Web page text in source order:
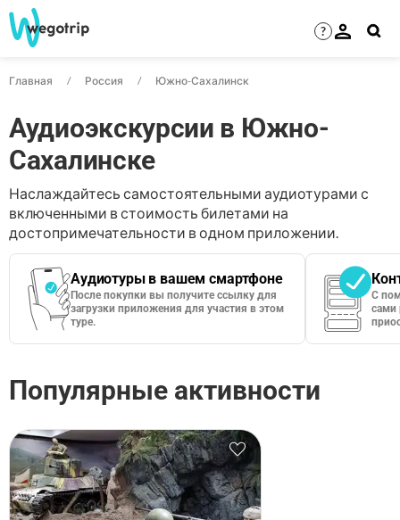
?
Главная Россия Южно-Сахалинск
Аудиоэкскурсии в Южно-
Сахалинске
Наслаждайтесь самостоятельными аудиотурами с
включенными в стоимость билетами на
достопримечательности в одном приложении.
Аудиотуры в вашем смартфоне
После покупки вы получите ссылку для
загрузки приложения для участия в этом
туре.
С
сами
Популярные активности